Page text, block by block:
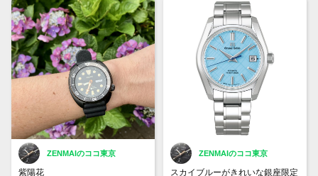
ZENMAIのココ東京
紫陽花
ZENMAIのココ東京
スカイブルーがきれいな銀座限定